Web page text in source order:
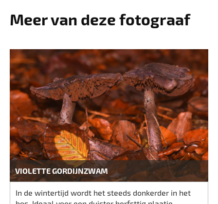
Meer van deze fotograaf
VIOLETTE GORDIJNZWAM
In de wintertijd wordt het steeds donkerder in het